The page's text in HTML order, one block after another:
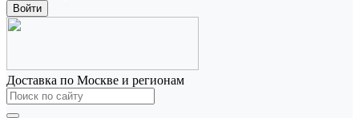
Доставка по Москве и регионам